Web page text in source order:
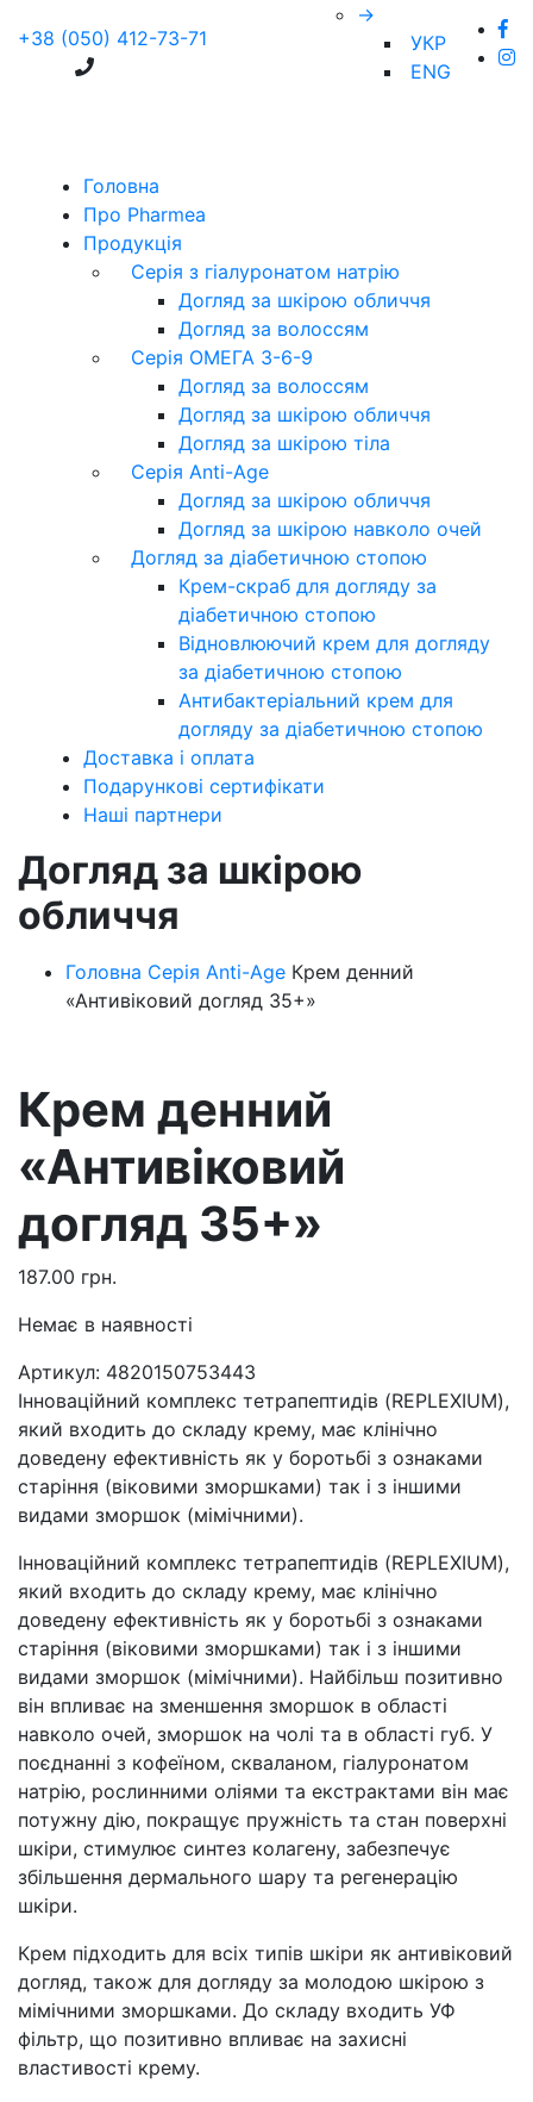
+38 (050) 412-73-71
→
УКР
ENG
Головна
Про Pharmea
Продукція
Серія з гіалуронатом натрію
Догляд за шкірою обличчя
Догляд за волоссям
Серія ОМЕГА 3-6-9
Догляд за волоссям
Догляд за шкірою обличчя
Догляд за шкірою тіла
Серія Anti-Age
Догляд за шкірою обличчя
Догляд за шкірою навколо очей
Догляд за діабетичною стопою
Крем-скраб для догляду за
діабетичною стопою
Відновлюючий крем для догляду
за діабетичною стопою
Антибактеріальний крем для
догляду за діабетичною стопою
Доставка і оплата
Подарункові сертифікати
Наші партнери
Догляд за шкірою
обличчя
Головна Серія Anti-Age Крем денний
«Антивіковий догляд 35+»
Крем денний
«Антивіковий
догляд 35+»
187.00 грн.
Немає в наявності
Артикул: 4820150753443
Інноваційний комплекс тетрапептидів (REPLEXIUM),
який входить до складу крему, має клінічно
доведену ефективність як у боротьбі з ознаками
старіння (віковими зморшками) так і з іншими
видами зморшок (мімічними).
Інноваційний комплекс тетрапептидів (REPLEXIUM),
який входить до складу крему, має клінічно
доведену ефективність як у боротьбі з ознаками
старіння (віковими зморшками) так і з іншими
видами зморшок (мімічними). Найбільш позитивно
він впливає на зменшення зморшок в області
навколо очей, зморшок на чолі та в області губ. У
поєднанні з кофеїном, скваланом, гіалуронатом
натрію, рослинними оліями та екстрактами він має
потужну дію, покращує пружність та стан поверхні
шкіри, стимулює синтез колагену, забезпечує
збільшення дермального шару та регенерацію
шкіри.
Крем підходить для всіх типів шкіри як антивіковий
догляд, також для догляду за молодою шкірою з
мімічними зморшками. До складу входить УФ
фільтр, що позитивно впливає на захисні
властивості крему.